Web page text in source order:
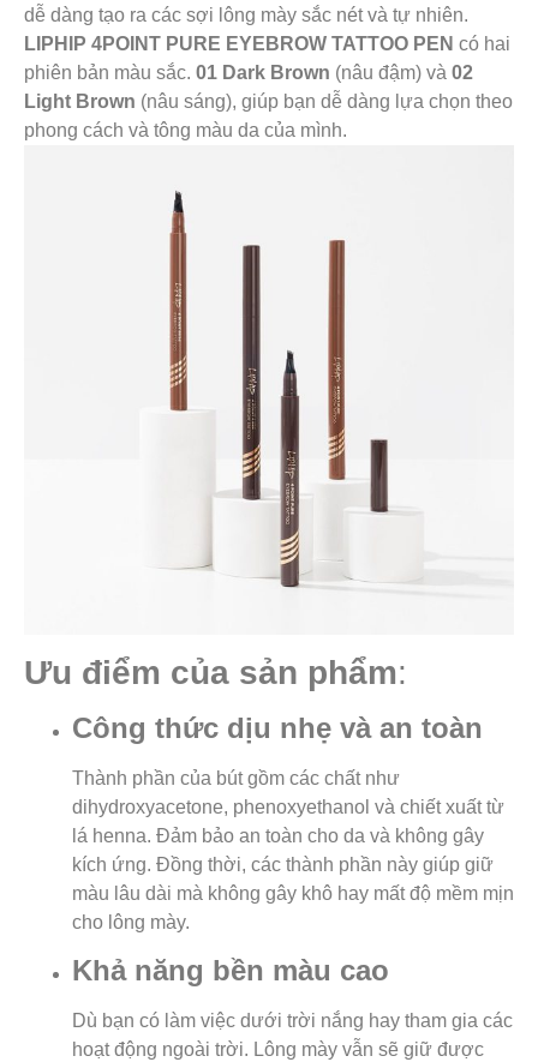
dễ dàng tạo ra các sợi lông mày sắc nét và tự nhiên.
LIPHIP 4POINT PURE EYEBROW TATTOO PEN có hai
phiên bản màu sắc. 01 Dark Brown (nâu đậm) và 02
Light Brown (nâu sáng), giúp bạn dễ dàng lựa chọn theo
phong cách và tông màu da của mình.
Ưu điểm của sản phẩm:
Công thức dịu nhẹ và an toàn
Thành phần của bút gồm các chất như
dihydroxyacetone, phenoxyethanol và chiết xuất từ
lá henna. Đảm bảo an toàn cho da và không gây
kích ứng. Đồng thời, các thành phần này giúp giữ
màu lâu dài mà không gây khô hay mất độ mềm mịn
cho lông mày.
Khả năng bền màu cao
Dù bạn có làm việc dưới trời nắng hay tham gia các
hoạt động ngoài trời. Lông mày vẫn sẽ giữ được